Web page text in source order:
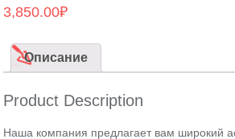
3,850.00₽
Описание
Product Description
Наша компания предлагает вам широкий